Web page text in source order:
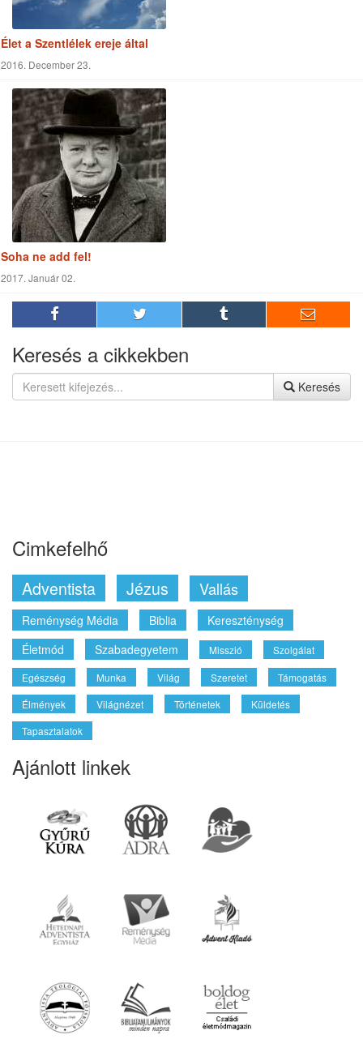
Élet a Szentlélek ereje által
2016. December 23.
Soha ne add fel!
2017. Január 02.
Keresés a cikkekben
Keresés
Cimkefelhő
Adventista Jézus Vallás
Reménység Média Biblia
Kereszténység
Életmód
Szabadegyetem Misszió
Szolgálat
Egészség
Munka Világ Szeretet
Támogatás
Élmények
Világnézet Történetek
Küldetés
Tapasztalatok
Ajánlott linkek